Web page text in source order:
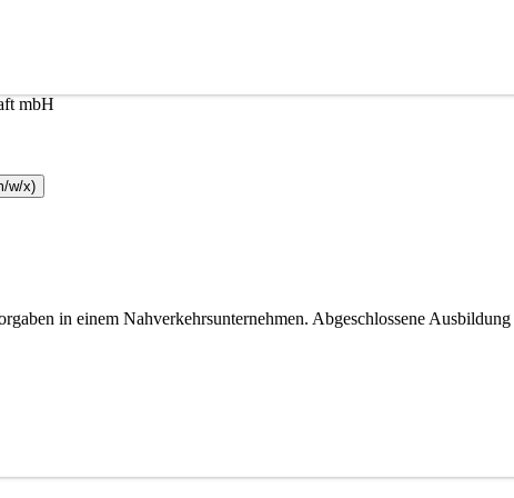
mbH
w/x)
in einem Nahverkehrsunternehmen. Abgeschlossene